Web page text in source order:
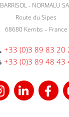
BARRISOL - NORMALU
Route du Sipes
68680 Kembs – France
+33 (0)3 89 83 20
+33 (0)3 89 48 43